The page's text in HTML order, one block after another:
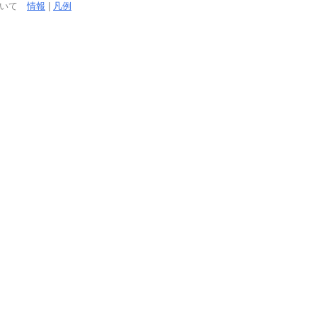
いて情報 凡例